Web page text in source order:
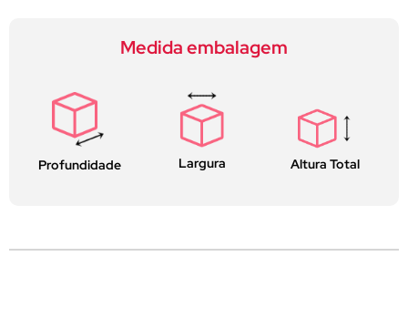
Medida embalagem
Profundidade Largura Altura Total